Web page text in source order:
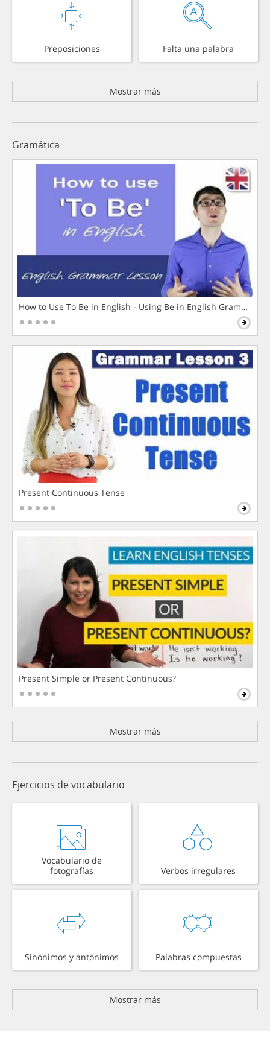
Preposiciones Falta una palabra
Mostrar más
Gramática
How to Use To Be in English - Using Be in English Grammar
Present Continuous Tense
Present Simple or Present Continuous?
Mostrar más
Ejercicios de vocabulario
Vocabulario de
fotografías
Verbos irregulares
Sinónimos y antónimos Palabras compuestas
Mostrar más